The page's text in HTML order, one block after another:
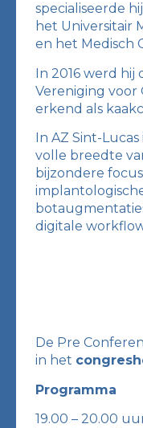
specialiseerde
het Universitair
en het Medisch
In 2016 werd hij
Vereniging voor
erkend als
In AZ Sint-
volle breedte
bijzondere
digitale
De Pre
in het
Programma
19.00 – 20.00